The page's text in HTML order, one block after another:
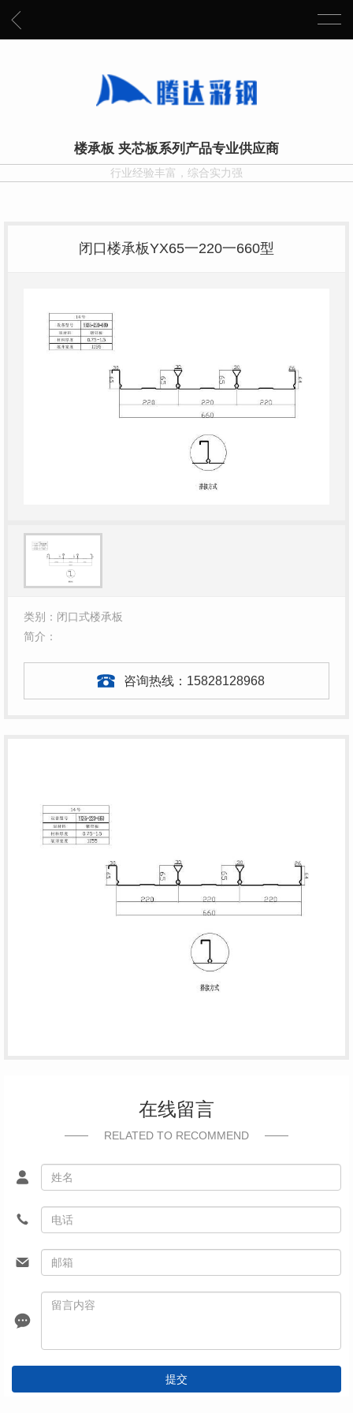
楼承板 夹芯板系列产品专业供应商
行业经验丰富，综合实力强
闭口楼承板YX65一220一660型
类别：闭口式楼承板
简介：
咨询热线： 15828128968
在线留言
RELATED TO RECOMMEND
提交